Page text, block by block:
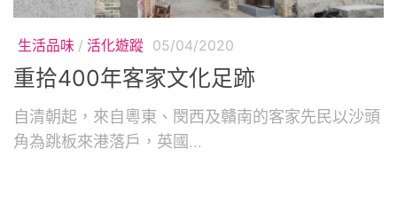
生活品味 / 活化遊蹤 05/04/2020
重拾400年客家文化足跡
自清朝起，來自粵東、閔西及贛南的客家先民以沙頭
角為跳板來港落戶，英國...